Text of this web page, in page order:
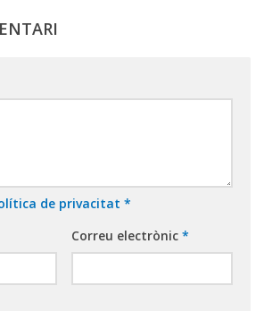
de privacitat *
Correu electrònic *